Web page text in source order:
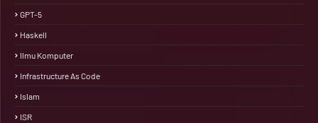
GPT-5
Haskell
Ilmu Komputer
Infrastructure As Code
Islam
ISR